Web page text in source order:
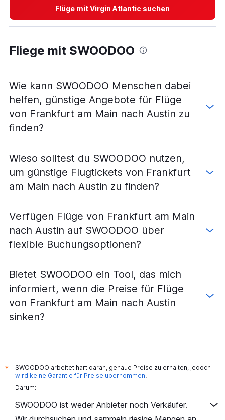
Flüge mit Virgin Atlantic suchen
Fliege mit SWOODOO
Wie kann SWOODOO Menschen dabei
helfen, günstige Angebote für Flüge
von Frankfurt am Main nach Austin zu
finden?
Wieso solltest du SWOODOO nutzen,
um günstige Flugtickets von Frankfurt
am Main nach Austin zu finden?
Verfügen Flüge von Frankfurt am Main
nach Austin auf SWOODOO über
flexible Buchungsoptionen?
Bietet SWOODOO ein Tool, das mich
informiert, wenn die Preise für Flüge
von Frankfurt am Main nach Austin
sinken?
*
SWOODOO arbeitet hart daran, genaue Preise zu erhalten, jedoch
wird keine Garantie für Preise übernommen.
Darum:
SWOODOO ist weder Anbieter noch Verkäufer.